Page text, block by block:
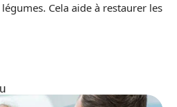
Cela aide à restaurer les